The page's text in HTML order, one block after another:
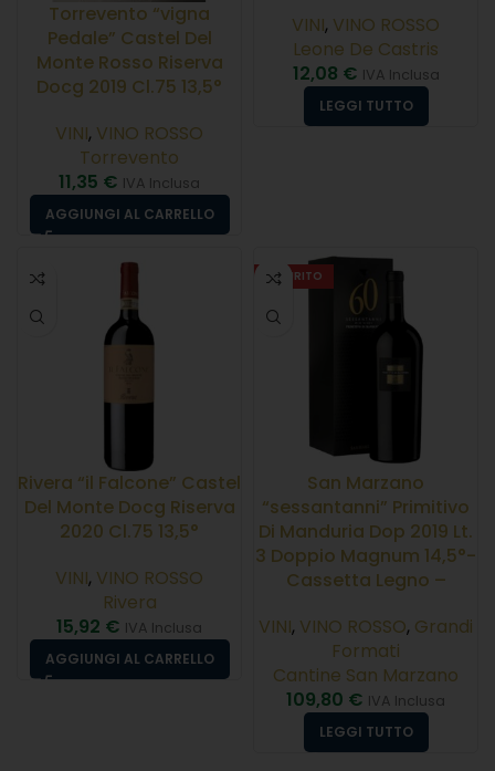
Torrevento “vigna
Pedale” Castel Del
Monte Rosso Riserva
Docg 2019 Cl.75 13,5°
VINI, VINO ROSSO
Torrevento
11,35 € IVA Inclusa
AGGIUNGI AL CARRELLO
VINI, VINO ROSSO
Leone De Castris
12,08 € IVA Inclusa
LEGGI TUTTO
Rivera “il Falcone” Castel
Del Monte Docg Riserva
2020 Cl.75 13,5°
VINI, VINO ROSSO
Rivera
15,92 € IVA Inclusa
AGGIUNGI AL CARRELLO
ESAURITO
San Marzano
“sessantanni” Primitivo
Di Manduria Dop 2019 Lt.
3 Doppio Magnum 14,5°-
Cassetta Legno –
VINI, VINO ROSSO, Grandi
Formati
Cantine San Marzano
109,80 € IVA Inclusa
LEGGI TUTTO